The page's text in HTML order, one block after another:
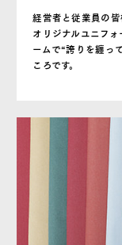
経営者と従業員の
オリジナルユニフ
ームで“誇りを纏っ
ころです。